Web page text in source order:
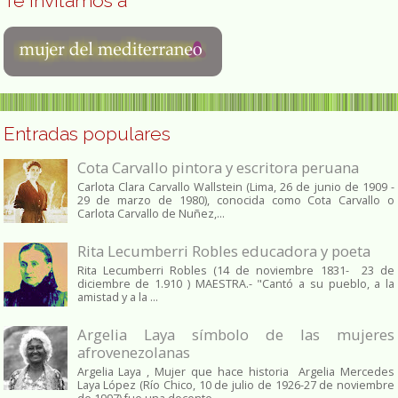
Entradas populares
Cota Carvallo pintora y escritora peruana
Carlota Clara Carvallo Wallstein (Lima, 26 de junio de 1909 -
29 de marzo de 1980), conocida como Cota Carvallo o
Carlota Carvallo de Nuñez,...
Rita Lecumberri Robles educadora y poeta
Rita Lecumberri Robles (14 de noviembre 1831- 23 de
diciembre de 1.910 ) MAESTRA.- "Cantó a su pueblo, a la
amistad y a la ...
Argelia Laya símbolo de las mujeres
afrovenezolanas
Argelia Laya , Mujer que hace historia Argelia Mercedes
Laya López (Río Chico, 10 de julio de 1926-27 de noviembre